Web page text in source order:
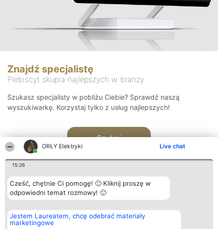
ORŁY Elektryki Live chat
15:26
Cześć, chętnie Ci pomogę! 🙂 Kliknij proszę w
odpowiedni temat rozmowy! 🙂
Jestem Laureatem, chcę odebrać materiały
marketingowe
Znajdź specjalistę
Plebiscyt skupia najlepszych w branży
Szukasz specjalisty w pobliżu Ciebie? Sprawdź naszą
wyszukiwarkę. Korzystaj tylko z usług najlepszych!
Szukaj
Organizator plebiscytu
Bright Side Solutions sp. z o.
o. sp. k.
Plebiscyt
Laureaci
Kontakt
Kontakt